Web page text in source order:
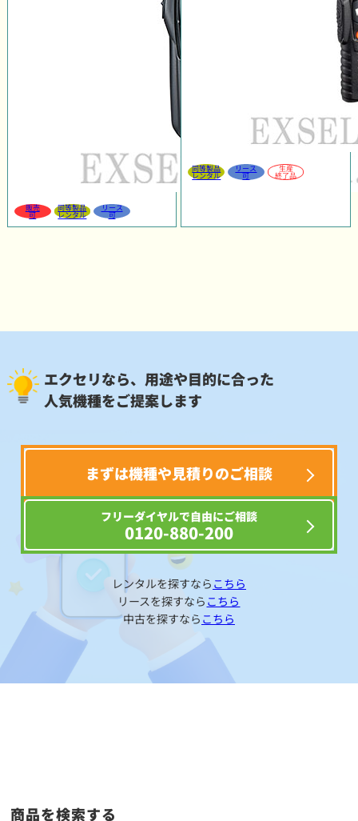
販売
可
同等製品
レンタル
リース
可
同等製品
レンタル
リース
可
生産
終了品
エクセリなら、用途や目的に合った
人気機種をご提案します
まずは機種や見積りのご相談
フリーダイヤルで自由にご相談
0120-880-200
レンタルを探すなら こちら
リースを探すなら こちら
中古を探すなら こちら
商品を検索する